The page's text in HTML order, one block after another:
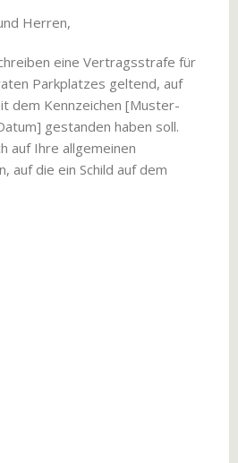
Herren,
eine Vertragsstrafe für
Parkplatzes geltend, auf
dem Kennzeichen [Muster-
gestanden haben soll.
auf Ihre allgemeinen
auf die ein Schild auf dem